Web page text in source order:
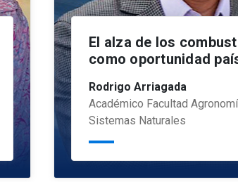
El alza de los
como oportunidad
Rodrigo Arriagada
Académico Facultad
Sistemas Naturales